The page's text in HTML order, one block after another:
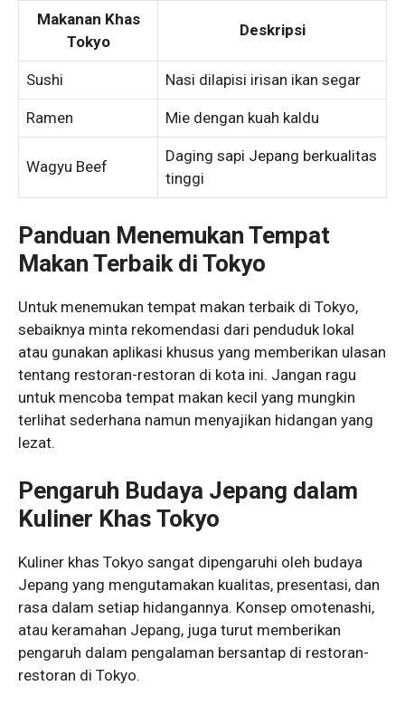
Makanan Khas
Tokyo
Deskripsi
Sushi Nasi dilapisi irisan ikan segar
Ramen Mie dengan kuah kaldu
Wagyu Beef
Daging sapi Jepang berkualitas
tinggi
Panduan Menemukan Tempat
Makan Terbaik di Tokyo
Untuk menemukan tempat makan terbaik di Tokyo,
sebaiknya minta rekomendasi dari penduduk lokal
atau gunakan aplikasi khusus yang memberikan ulasan
tentang restoran-restoran di kota ini. Jangan ragu
untuk mencoba tempat makan kecil yang mungkin
terlihat sederhana namun menyajikan hidangan yang
lezat.
Pengaruh Budaya Jepang dalam
Kuliner Khas Tokyo
Kuliner khas Tokyo sangat dipengaruhi oleh budaya
Jepang yang mengutamakan kualitas, presentasi, dan
rasa dalam setiap hidangannya. Konsep omotenashi,
atau keramahan Jepang, juga turut memberikan
pengaruh dalam pengalaman bersantap di restoran-
restoran di Tokyo.